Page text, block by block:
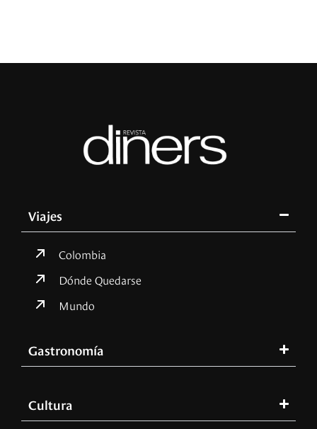
Viajes
Colombia
Dónde Quedarse
Mundo
Gastronomía
Cultura